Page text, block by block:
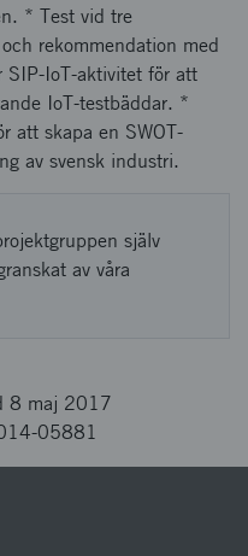
* Test vid tre
rekommendation med
SIP-IoT-aktivitet för att
IoT-testbäddar. *
att skapa en SWOT-
av svensk industri.
själv
av våra
8 maj 2017
05881